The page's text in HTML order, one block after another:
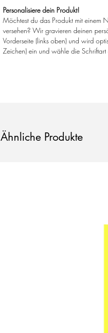
Personalisiere dein Produkt!
Möchtest du das Produkt mit einem
versehen? Wir gravieren deinen
Vorderseite (links oben) und wird
Zeichen) ein und wähle die Schriftart
Ähnliche Produkte